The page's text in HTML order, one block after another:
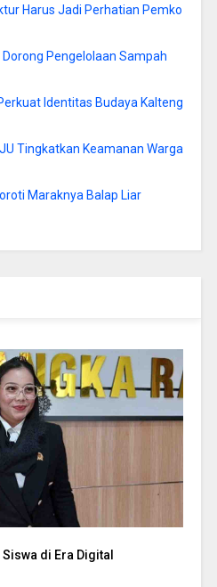
Harus Jadi Perhatian Pemko
Pengelolaan Sampah
Identitas Budaya Kalteng
Tingkatkan Keamanan Warga
Maraknya Balap Liar
di Era Digital